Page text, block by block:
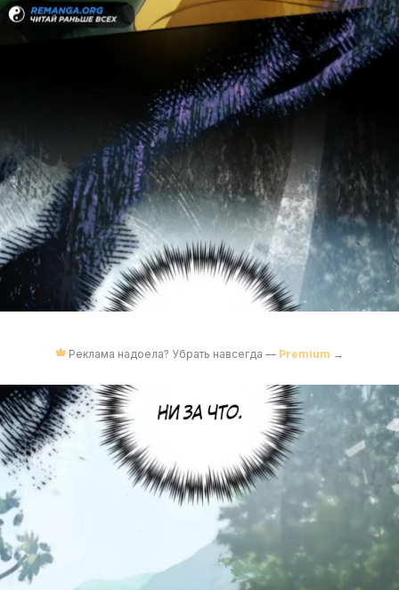
Реклама надоела? Убрать навсегда — Premium →